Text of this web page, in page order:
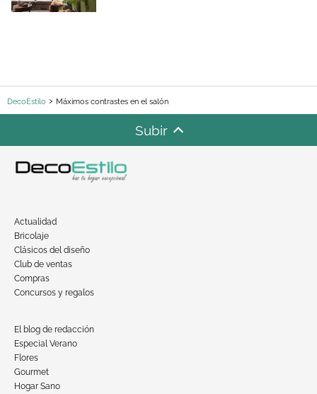
DecoEstilo Máximos contrastes en el salón
Subir
Actualidad
Bricolaje
Clásicos del diseño
Club de ventas
Compras
Concursos y regalos
El blog de redacción
Especial Verano
Flores
Gourmet
Hogar Sano